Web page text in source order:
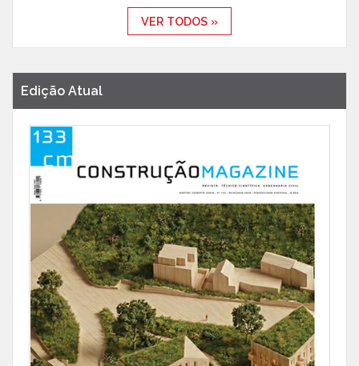
VER TODOS »
Edição Atual